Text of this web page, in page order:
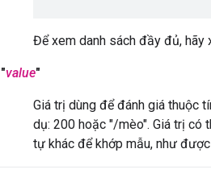
Để xem danh sách đầy đủ, hãy
"value"
Giá trị dùng để đánh giá thuộc
dụ: 200 hoặc "/mèo". Giá trị có
tự khác để khớp mẫu, như